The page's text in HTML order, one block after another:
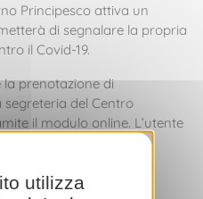
Principesco attiva un
di segnalare la propria
il Covid-19.
la prenotazione di
del Centro
il modulo online. L’utente
per fissare un
utilizza